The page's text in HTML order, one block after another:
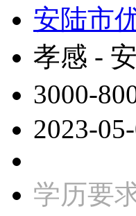
安陆市
孝感 -
3000-
2023-
学历要